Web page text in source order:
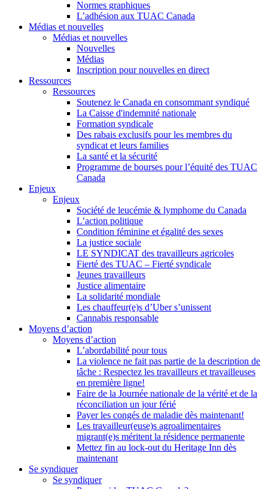
Normes graphiques
L’adhésion aux TUAC Canada
Médias et nouvelles
Médias et nouvelles
Nouvelles
Médias
Inscription pour nouvelles en direct
Ressources
Ressources
Soutenez le Canada en consommant syndiqué
La Caisse d'indemnité nationale
Formation syndicale
Des rabais exclusifs pour les membres du
syndicat et leurs families
La santé et la sécurité
Programme de bourses pour l’équité des TUAC
Canada
Enjeux
Enjeux
Société de leucémie & lymphome du Canada
L’action politique
Condition féminine et égalité des sexes
La justice sociale
LE SYNDICAT des travailleurs agricoles
Fierté des TUAC – Fierté syndicale
Jeunes travailleurs
Justice alimentaire
La solidarité mondiale
Les chauffeur(e)s d’Uber s’unissent
Cannabis responsable
Moyens d’action
Moyens d’action
L’abordabilité pour tous
La violence ne fait pas partie de la description de
tâche : Respectez les travailleurs et travailleuses
en première ligne!
Faire de la Journée nationale de la vérité et de la
réconciliation un jour férié
Payer les congés de maladie dès maintenant!
Les travailleur(euse)s agroalimentaires
migrant(e)s méritent la résidence permanente
Mettez fin au lock-out du Heritage Inn dès
maintenant
Se syndiquer
Se syndiquer